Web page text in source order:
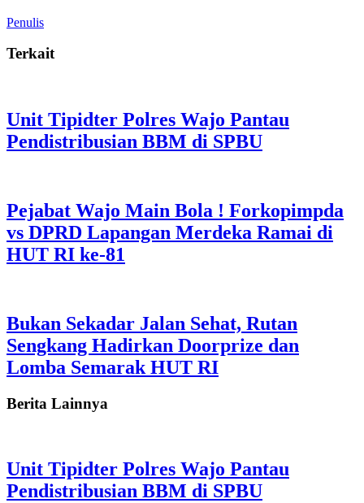
Penulis
Terkait
Unit Tipidter Polres Wajo Pantau
Pendistribusian BBM di SPBU
Pejabat Wajo Main Bola ! Forkopimpda
vs DPRD Lapangan Merdeka Ramai di
HUT RI ke-81
Bukan Sekadar Jalan Sehat, Rutan
Sengkang Hadirkan Doorprize dan
Lomba Semarak HUT RI
Berita Lainnya
Unit Tipidter Polres Wajo Pantau
Pendistribusian BBM di SPBU